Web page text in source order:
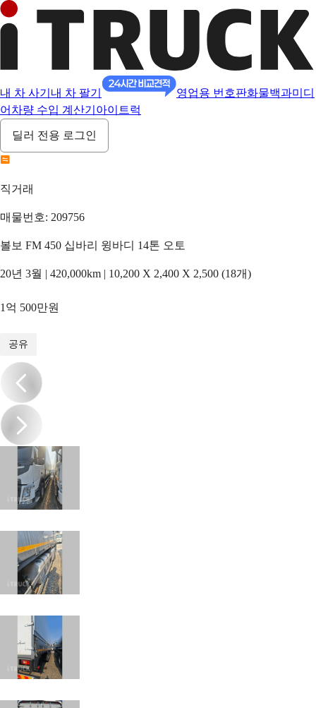
내 차 사기 내 차 팔기 영업용 번호판화물백과미디
어 차량 수입 계산기 아이트럭
딜러 전용 로그인
직거래
매물번호: 209756
볼보 FM 450 십바리 윙바디 14톤 오토
20년 3월 | 420,000km | 10,200 X 2,400 X 2,500 (18개)
1억 500만원
공유
/8